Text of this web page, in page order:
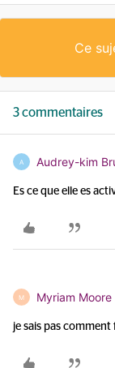
Ce
3 commentaires
A Audrey-kim
Es ce que elle es
M Myriam Moore
je sais pas comment